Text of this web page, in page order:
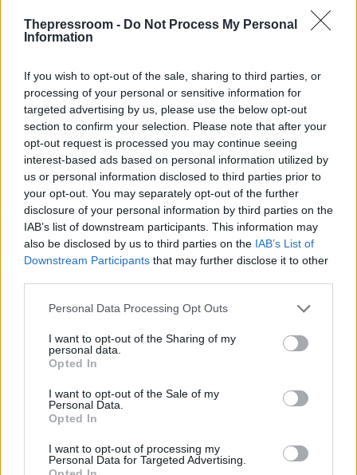
Thepressroom - Do Not Process My Personal
Information
If you wish to opt-out of the sale, sharing to third parties, or
processing of your personal or sensitive information for
targeted advertising by us, please use the below opt-out
section to confirm your selection. Please note that after your
opt-out request is processed you may continue seeing
interest-based ads based on personal information utilized by
us or personal information disclosed to third parties prior to
your opt-out. You may separately opt-out of the further
disclosure of your personal information by third parties on the
IAB’s list of downstream participants. This information may
also be disclosed by us to third parties on the IAB’s List of
Downstream Participants that may further disclose it to other
Please note that this website/app uses one or more Google
not limited to your visit or usage behaviour. You may click to
grant or deny consent to Google and its third-party tags to
use your data for below specified purposes in below Google
consent section.
Personal Data Processing Opt Outs
I want to opt-out of the Sharing of my
personal data.
Opted In
I want to opt-out of the Sale of my
Personal Data.
Opted In
I want to opt-out of processing my
Personal Data for Targeted Advertising.